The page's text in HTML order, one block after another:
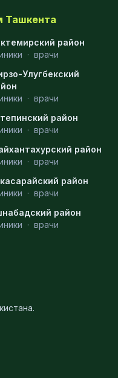
Ташкента
район
· врачи
Улугбекский
· врачи
район
· врачи
район
· врачи
район
· врачи
район
· врачи